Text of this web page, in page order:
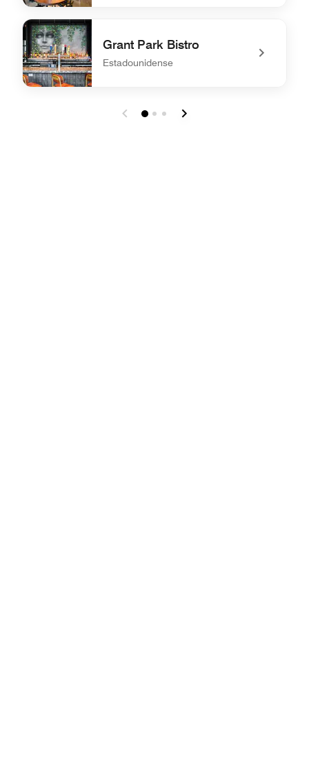
undefined Showroom Food Hall
Grant Park Bistro
Estadounidense